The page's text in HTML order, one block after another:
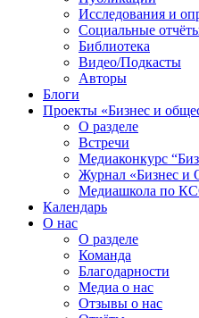
Исследования и
Социальные
Библиотека
Видео/Подкасты
Авторы
Блоги
Проекты «Бизнес и
О разделе
Встречи
Медиаконкурс
Журнал «Бизнес и
Медиашкола по
Календарь
О нас
О разделе
Команда
Благодарности
Медиа о нас
Отзывы о нас